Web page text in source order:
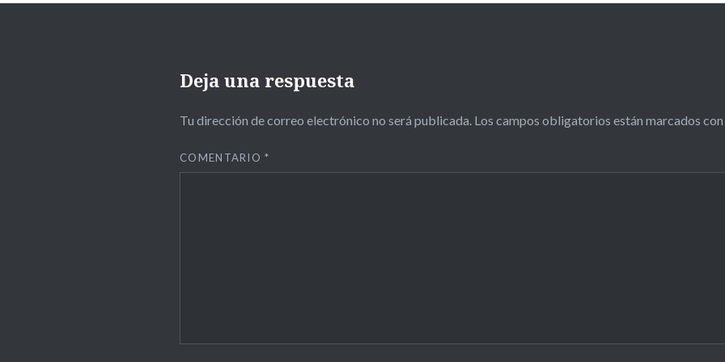
Deja una respuesta
Tu dirección de correo electrónico no será publicada. Los campos obligatorios están marcados con
COMENTARIO*